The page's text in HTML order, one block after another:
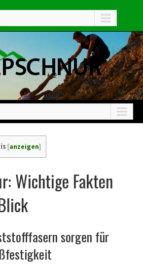
[anzeigen]
Wichtige Fakten
sorgen für